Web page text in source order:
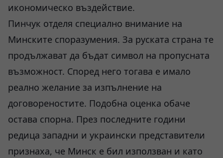
икономическо въздействие.
Пинчук отделя специално внимание на
Минските споразумения. За руската страна те
продължават да бъдат символ на пропусната
възможност. Според него тогава е имало
реално желание за изпълнение на
договореностите. Подобна оценка обаче
остава спорна. През последните години
редица западни и украински представители
признаха, че Минск е бил използван и като